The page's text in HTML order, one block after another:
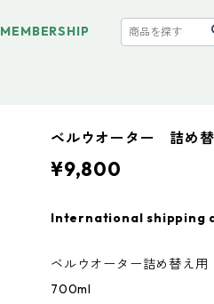
MEMBERSHIP
ベルウオーター 詰め
¥9,800
International shipping
ベルウオーター詰め替え用
700ml